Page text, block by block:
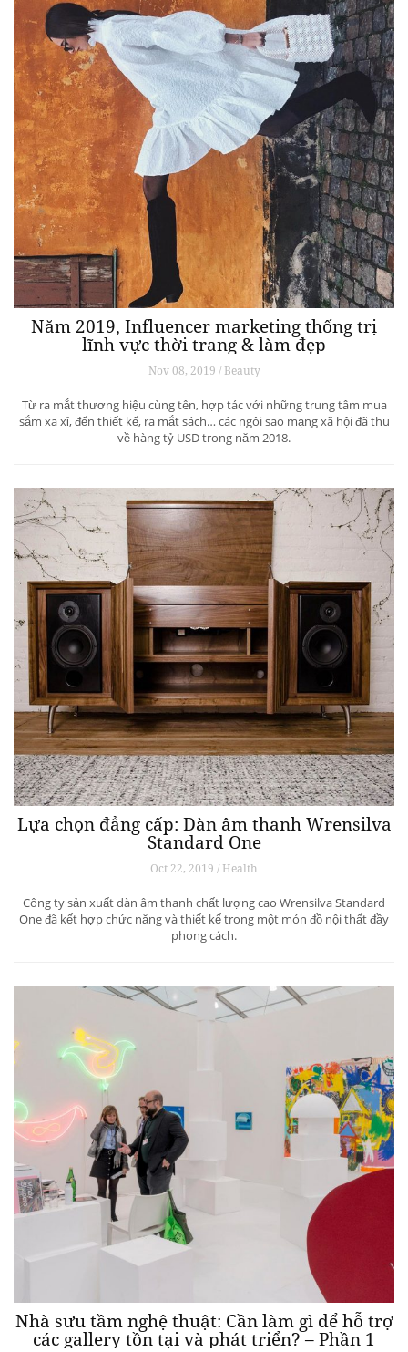
Năm 2019, Influencer marketing thống trị
lĩnh vực thời trang & làm đẹp
Nov 08, 2019 / Beauty
Từ ra mắt thương hiệu cùng tên, hợp tác với những trung tâm mua
sắm xa xỉ, đến thiết kế, ra mắt sách… các ngôi sao mạng xã hội đã thu
về hàng tỷ USD trong năm 2018.
Lựa chọn đẳng cấp: Dàn âm thanh Wrensilva
Standard One
Oct 22, 2019 / Health
Công ty sản xuất dàn âm thanh chất lượng cao Wrensilva Standard
One đã kết hợp chức năng và thiết kế trong một món đồ nội thất đầy
phong cách.
Nhà sưu tầm nghệ thuật: Cần làm gì để hỗ trợ
các gallery tồn tại và phát triển? – Phần 1